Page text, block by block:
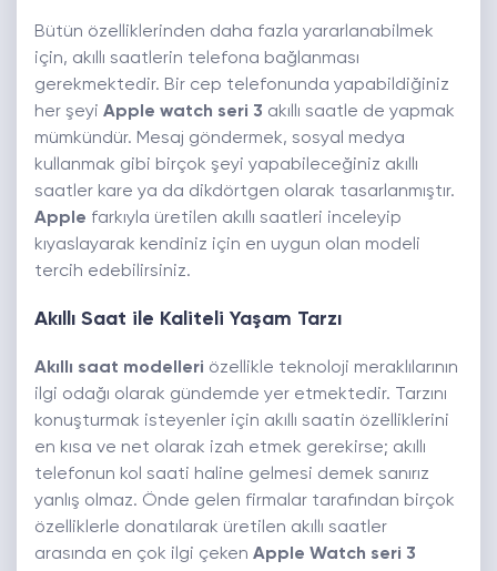
Bütün özelliklerinden daha fazla yararlanabilmek
için, akıllı saatlerin telefona bağlanması
gerekmektedir. Bir cep telefonunda yapabildiğiniz
her şeyi Apple watch seri 3 akıllı saatle de yapmak
mümkündür. Mesaj göndermek, sosyal medya
kullanmak gibi birçok şeyi yapabileceğiniz akıllı
saatler kare ya da dikdörtgen olarak tasarlanmıştır.
Apple farkıyla üretilen akıllı saatleri inceleyip
kıyaslayarak kendiniz için en uygun olan modeli
tercih edebilirsiniz.
Akıllı Saat ile Kaliteli Yaşam Tarzı
Akıllı saat modelleri özellikle teknoloji meraklılarının
ilgi odağı olarak gündemde yer etmektedir. Tarzını
konuşturmak isteyenler için akıllı saatin özelliklerini
en kısa ve net olarak izah etmek gerekirse; akıllı
telefonun kol saati haline gelmesi demek sanırız
yanlış olmaz. Önde gelen firmalar tarafından birçok
özelliklerle donatılarak üretilen akıllı saatler
arasında en çok ilgi çeken Apple Watch seri 3